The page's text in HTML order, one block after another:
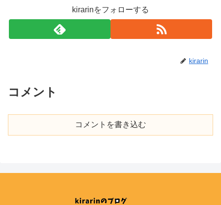
kirarinをフォローする
kirarin
コメント
コメントを書き込む